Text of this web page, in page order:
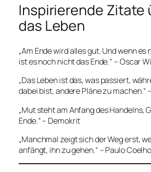
Inspirierende Zitate
das Leben
„Am Ende wird alles gut. Und wenn es
ist es noch nicht das Ende.“ – Oscar
„Das Leben ist das, was passiert,
dabei bist, andere Pläne zu machen.“
„Mut steht am Anfang des Handelns,
Ende.“ – Demokrit
„Manchmal zeigt sich der Weg erst,
anfängt, ihn zu gehen.“ – Paulo Coelho